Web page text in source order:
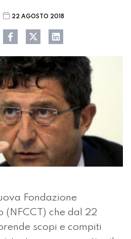
22 AGOSTO 2018
Fondazione
(NFCCT) che dal 22
scopi e compiti